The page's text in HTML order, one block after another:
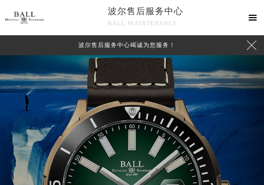
波尔售后服务中心
BALL MAINTENANCE

波尔售后服务中心竭诚为您服务！ 